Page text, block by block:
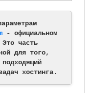
- официальном
часть
для того,
хостинга.